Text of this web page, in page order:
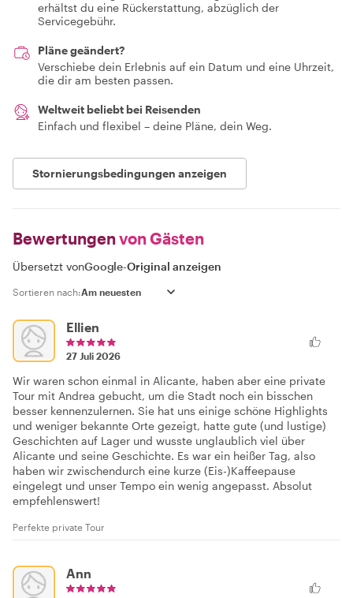
erhältst du eine Rückerstattung, abzüglich der
Servicegebühr.
Pläne geändert?
Verschiebe dein Erlebnis auf ein Datum und eine Uhrzeit,
die dir am besten passen.
Weltweit beliebt bei Reisenden
Einfach und flexibel – deine Pläne, dein Weg.
Stornierungsbedingungen anzeigen
Bewertungen von Gästen
Übersetzt vonGoogle-Original anzeigen
Sortieren nach:
Ellien
27 Juli 2026
Wir waren schon einmal in Alicante, haben aber eine private
Tour mit Andrea gebucht, um die Stadt noch ein bisschen
besser kennenzulernen. Sie hat uns einige schöne Highlights
und weniger bekannte Orte gezeigt, hatte gute (und lustige)
Geschichten auf Lager und wusste unglaublich viel über
Alicante und seine Geschichte. Es war ein heißer Tag, also
haben wir zwischendurch eine kurze (Eis-)Kaffeepause
eingelegt und unser Tempo ein wenig angepasst. Absolut
empfehlenswert!
Perfekte private Tour
Ann